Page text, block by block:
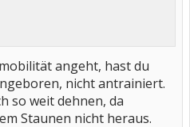
angeht, hast du
nicht antrainiert.
so weit dehnen, da
Staunen nicht heraus.